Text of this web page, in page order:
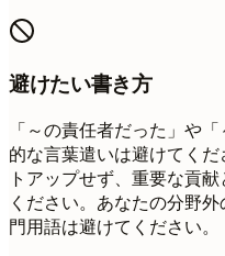
避けたい書き方
「～の責任者だった」や
的な言葉遣いは避けてく
トアップせず、重要な貢
ください。あなたの分野
門用語は避けてください。